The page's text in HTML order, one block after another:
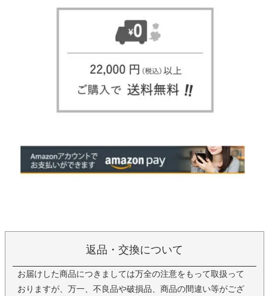
返品・交換について
お届けした商品につきましては万全の注意をもって取扱って
おりますが、万一、不良品や破損品、商品の間違い等がござ